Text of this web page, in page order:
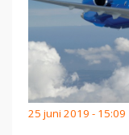
25 juni 2019 - 15:09